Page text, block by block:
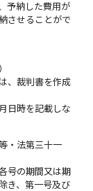
予納した費用が
させることがで
、裁判書を作成
日時を記載しな
・法第三十一
号の期間又は期
き、第一号及び